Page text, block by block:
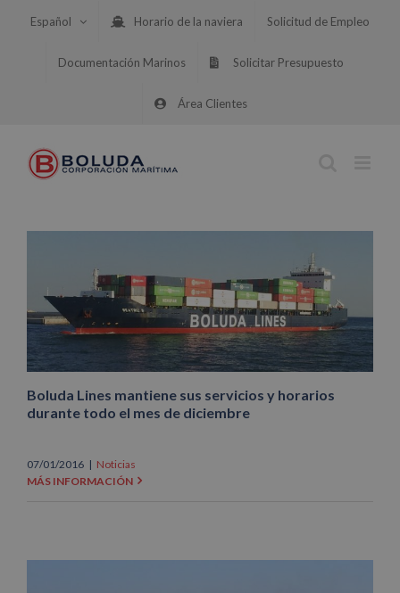
Español Horario de la naviera Solicitud de Empleo
Documentación Marinos Solicitar Presupuesto
Área Clientes
Boluda Lines mantiene sus servicios y horarios
durante todo el mes de diciembre
07/01/2016 | Noticias
MÁS INFORMACIÓN